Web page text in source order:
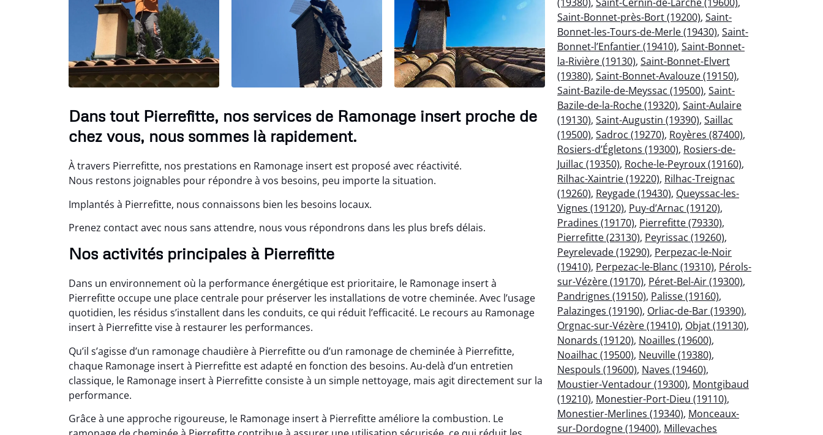
Dans tout Pierrefitte, nos services de Ramonage insert proche de
chez vous, nous sommes là rapidement.
À travers Pierrefitte, nos prestations en Ramonage insert est proposé avec réactivité.
Nous restons joignables pour répondre à vos besoins, peu importe la situation.
Implantés à Pierrefitte, nous connaissons bien les besoins locaux.
Prenez contact avec nous sans attendre, nous vous répondrons dans les plus brefs délais.
Nos activités principales à Pierrefitte
Dans un environnement où la performance énergétique est prioritaire, le Ramonage insert à
Pierrefitte occupe une place centrale pour préserver les installations de votre cheminée. Avec l’usage
quotidien, les résidus s’installent dans les conduits, ce qui réduit l’efficacité. Le recours au Ramonage
insert à Pierrefitte vise à restaurer les performances.
Qu’il s’agisse d’un ramonage chaudière à Pierrefitte ou d’un ramonage de cheminée à Pierrefitte,
chaque Ramonage insert à Pierrefitte est adapté en fonction des besoins. Au-delà d’un entretien
classique, le Ramonage insert à Pierrefitte consiste à un simple nettoyage, mais agit directement sur la
performance.
Grâce à une approche rigoureuse, le Ramonage insert à Pierrefitte améliore la combustion. Le
Saint-Bonnet-près-Bort (19200), Saint-
Bonnet-les-Tours-de-Merle (19430), Saint-
Bonnet-l’Enfantier (19410), Saint-Bonnet-
la-Rivière (19130), Saint-Bonnet-Elvert
(19380), Saint-Bonnet-Avalouze (19150),
Saint-Bazile-de-Meyssac (19500), Saint-
Bazile-de-la-Roche (19320), Saint-Aulaire
(19130), Saint-Augustin (19390), Saillac
(19500), Sadroc (19270), Royères (87400),
Rosiers-d’Égletons (19300), Rosiers-de-
Juillac (19350), Roche-le-Peyroux (19160),
Rilhac-Xaintrie (19220), Rilhac-Treignac
(19260), Reygade (19430), Queyssac-les-
Vignes (19120), Puy-d’Arnac (19120),
Pradines (19170), Pierrefitte (79330),
Pierrefitte (23130), Peyrissac (19260),
Peyrelevade (19290), Perpezac-le-Noir
(19410), Perpezac-le-Blanc (19310), Pérols-
sur-Vézère (19170), Péret-Bel-Air (19300),
Pandrignes (19150), Palisse (19160),
Palazinges (19190), Orliac-de-Bar (19390),
Orgnac-sur-Vézère (19410), Objat (19130),
Nonards (19120), Noailles (19600),
Noailhac (19500), Neuville (19380),
Nespouls (19600), Naves (19460),
Moustier-Ventadour (19300), Montgibaud
(19210), Monestier-Port-Dieu (19110),
Monestier-Merlines (19340), Monceaux-
sur-Dordogne (19400), Millevaches